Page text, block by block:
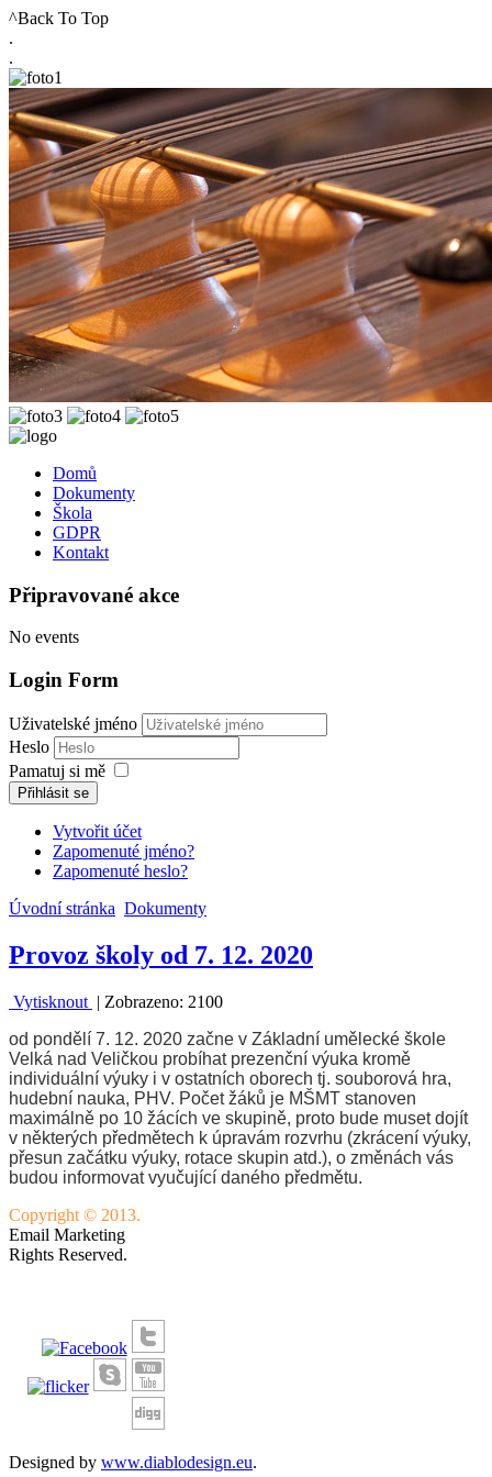
^Back To Top
.
.
Domů
Dokumenty
Škola
GDPR
Kontakt
Připravované akce
No events
Login Form
Uživatelské jméno
Heslo
Pamatuj si mě
Přihlásit se
Vytvořit účet
Zapomenuté jméno?
Zapomenuté heslo?
Úvodní stránka Dokumenty
Provoz školy od 7. 12. 2020
Vytisknout | Zobrazeno: 2100
od pondělí 7. 12. 2020 začne v Základní umělecké škole
Velká nad Veličkou probíhat prezenční výuka kromě
individuální výuky i v ostatních oborech tj. souborová hra,
hudební nauka, PHV. Počet žáků je MŠMT stanoven
maximálně po 10 žácích ve skupině, proto bude muset dojít
v některých předmětech k úpravám rozvrhu (zkrácení výuky,
přesun začátku výuky, rotace skupin atd.), o změnách vás
budou informovat vyučující daného předmětu.
Copyright © 2013.
Email Marketing
Rights Reserved.
Designed by www.diablodesign.eu.